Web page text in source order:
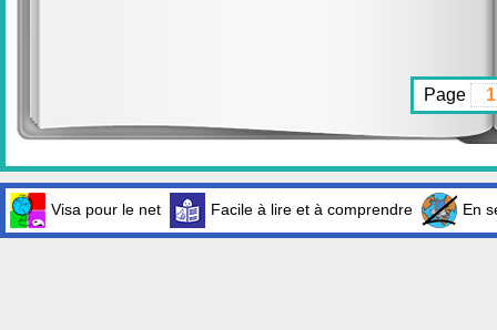
Page
Visa pour le net Facile à lire et à comprendre En